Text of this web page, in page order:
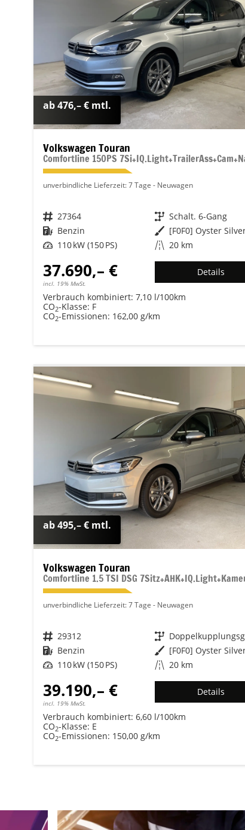
ab 476,– € mtl.
Volkswagen Touran
unverbindliche Lieferzeit:7 Tage Neuwagen
Fahrzeugnr. 27364 Getriebe Schalt. 6-Gang
Kraftstoff Benzin Außenfarbe
Leistung 110 kW (150 PS) Kilometerstand 20 km
37.690,– €
incl. 19% MwSt.
Details
Verbrauch kombiniert: 7,10 l/100km
CO2-Klasse: F
CO2-Emissionen: 162,00 g/km
ab 495,– € mtl.
Volkswagen Touran
unverbindliche Lieferzeit:7 Tage Neuwagen
Fahrzeugnr. 29312 Getriebe
Kraftstoff Benzin Außenfarbe
Leistung 110 kW (150 PS) Kilometerstand 20 km
39.190,– €
incl. 19% MwSt.
Details
Verbrauch kombiniert: 6,60 l/100km
CO2-Klasse: E
CO2-Emissionen: 150,00 g/km